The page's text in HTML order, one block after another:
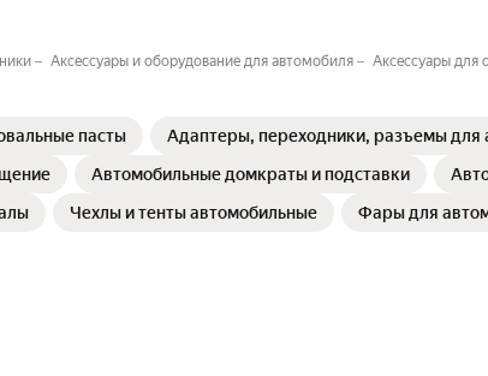
Аксессуары и оборудование для автомобиля Аксессуары для
пасты Адаптеры, переходники, разъемы для
Автомобильные домкраты и подставки
Чехлы и тенты автомобильные Фары для